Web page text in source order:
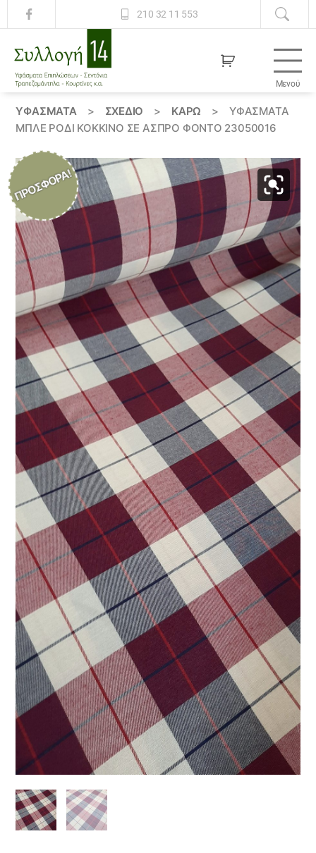
210 32 11 553
14
Μενού
ΥΦΆΣΜΑΤΑ > ΣΧΕΔΙΟ > ΚΑΡΏ >
ΥΦΆΣΜΑΤΑ
ΜΠΛΈ ΡΟΔΊ ΚΌΚΚΙΝΟ ΣΕ ΆΣΠΡΟ ΦΌΝΤΟ 23050016
ΠΡΟΣΦΟΡΆ!